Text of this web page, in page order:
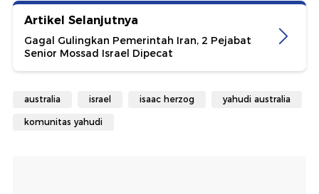
Artikel Selanjutnya
Gagal Gulingkan Pemerintah Iran, 2 Pejabat
Senior Mossad Israel Dipecat
australia israel isaac herzog yahudi australia
komunitas yahudi